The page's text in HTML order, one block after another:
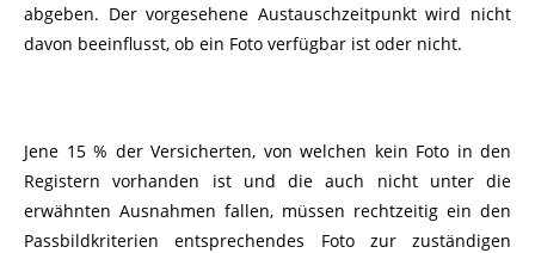
abgeben. Der vorgesehene Austauschzeitpunkt wird nicht
davon beeinflusst, ob ein Foto verfügbar ist oder nicht.
Jene 15 % der Versicherten, von welchen kein Foto in den
Registern vorhanden ist und die auch nicht unter die
erwähnten Ausnahmen fallen, müssen rechtzeitig ein den
Passbildkriterien entsprechendes Foto zur zuständigen